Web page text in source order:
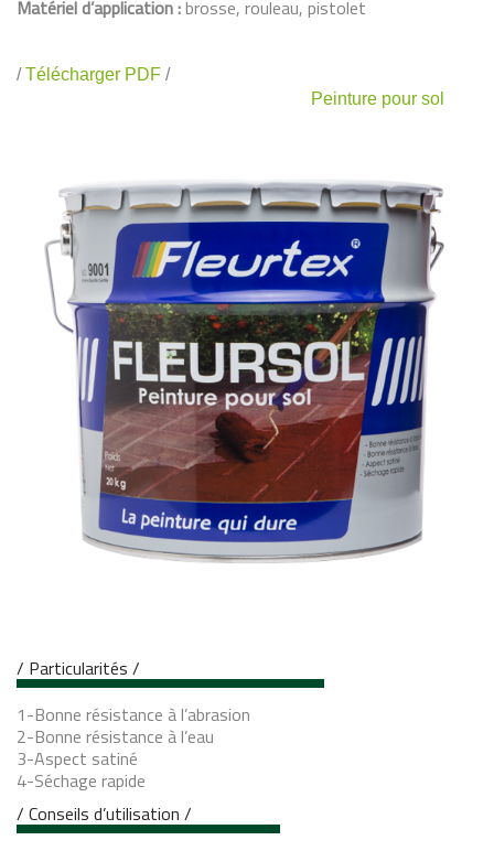
Matériel d’application :brosse, rouleau, pistolet
/Télécharger PDF /
Peinture pour sol
/ Particularités /
1-Bonne résistance à l’abrasion
2-Bonne résistance à l’eau
3-Aspect satiné
4-Séchage rapide
/ Conseils d’utilisation /